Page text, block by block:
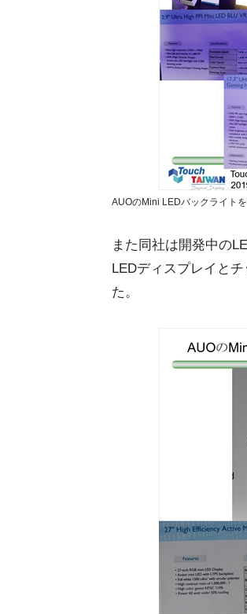
AUOのMini LEDバックライト
また同社は開発中の
LEDディスプレイと
た。